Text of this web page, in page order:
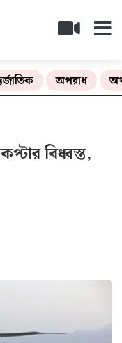
অপরাধ
বিধ্বস্ত,